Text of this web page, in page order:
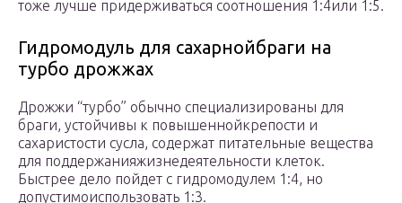
тоже лучше придерживаться соотношения 1:4или 1:5.
Гидромодуль для сахарнойбраги на
турбо дрожжах
Дрожжи “турбо” обычно специализированы для
браги, устойчивы к повышеннойкрепости и
сахаристости сусла, содержат питательные вещества
для поддержанияжизнедеятельности клеток.
Быстрее дело пойдет с гидромодулем 1:4, но
допустимоиспользовать 1:3.